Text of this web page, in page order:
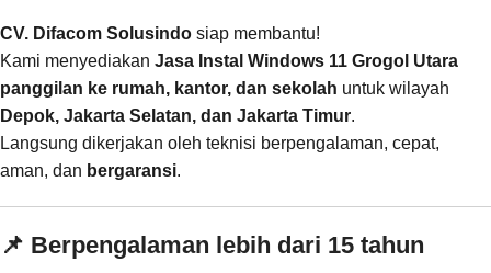
CV. Difacom Solusindo siap membantu!
Kami menyediakan Jasa Instal Windows 11 Grogol Utara
panggilan ke rumah, kantor, dan sekolah untuk wilayah
Depok, Jakarta Selatan, dan Jakarta Timur.
Langsung dikerjakan oleh teknisi berpengalaman, cepat,
aman, dan bergaransi.
📌 Berpengalaman lebih dari 15 tahun